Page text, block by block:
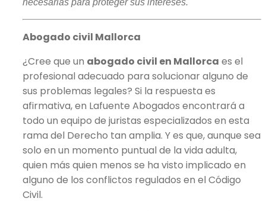
Abogado civil Mallorca
¿Cree que un ​ abogado civil en Mallorca es el
profesional adecuado para solucionar alguno de
sus problemas legales? Si la respuesta es
afirmativa, en Lafuente Abogados encontrará a
todo un equipo de juristas especializados en esta
rama del Derecho tan amplia. Y es que, aunque sea
solo en un momento puntual de la vida adulta,
quien más quien menos se ha visto implicado en
alguno de los conflictos regulados en el Código
Civil.